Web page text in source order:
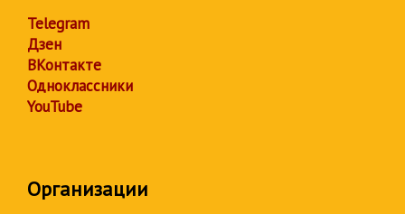
Telegram
Дзен
ВКонтакте
Одноклассники
YouTube
Организации